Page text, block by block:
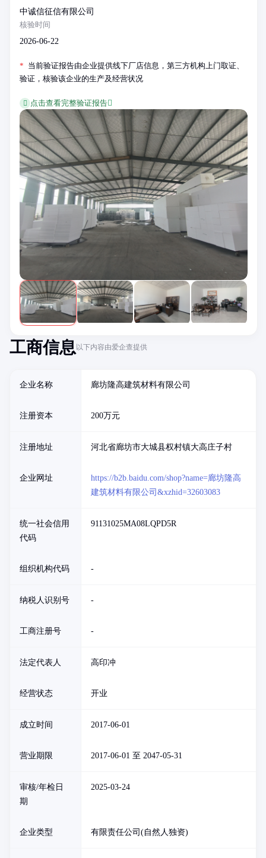
中诚信征信有限公司
核验时间
2026-06-22
* 当前验证报告由企业提供线下厂店信息，第三方机构上门取证、
验证，核验该企业的生产及经营状况
点击查看完整验证报告
工商信息 以下内容由爱企查提供
企业名称 廊坊隆高建筑材料有限公司
注册资本 200万元
注册地址 河北省廊坊市大城县权村镇大高庄子村
企业网址
https://b2b.baidu.com/shop?name=廊坊隆高
建筑材料有限公司&xzhid=32603083
统一社会信用
代码
91131025MA08LQPD5R
组织机构代码 -
纳税人识别号 -
工商注册号 -
法定代表人 高印冲
经营状态 开业
成立时间 2017-06-01
营业期限 2017-06-01 至 2047-05-31
审核/年检日
期
2025-03-24
企业类型 有限责任公司(自然人独资)